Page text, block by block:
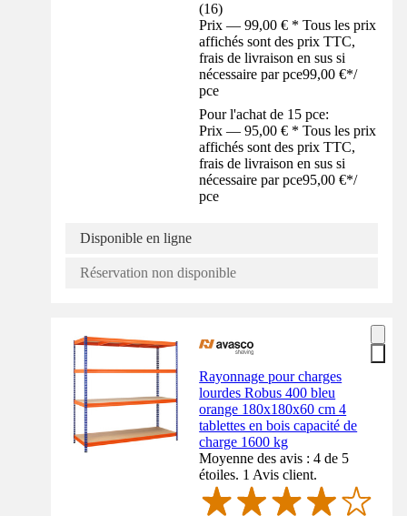
(16)
Prix — 99,00 € * Tous les prix
affichés sont des prix TTC,
frais de livraison en sus si
nécessaire par pce99,00 €*/
pce
Pour l'achat de 15 pce:
Prix — 95,00 € * Tous les prix
affichés sont des prix TTC,
frais de livraison en sus si
nécessaire par pce95,00 €*/
pce
Disponible en ligne
Réservation non disponible
Rayonnage pour charges
lourdes Robus 400 bleu
orange 180x180x60 cm 4
tablettes en bois capacité de
charge 1600 kg
Moyenne des avis : 4 de 5
étoiles. 1 Avis client.